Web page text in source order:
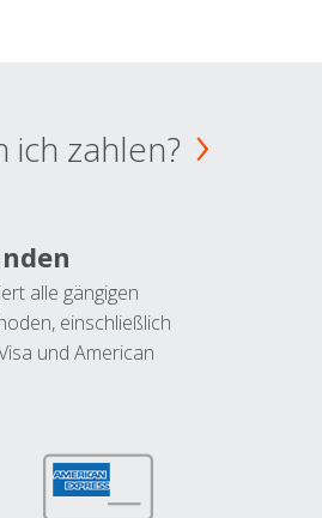
ich zahlen?
alle gängigen
einschließlich
und American